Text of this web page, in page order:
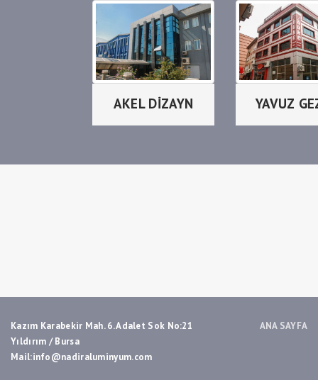
AKEL DİZAYN YAVUZ
Kazım Karabekir Mah. 6. Adalet Sok No:21
Yıldırım / Bursa
Mail:info@nadiraluminyum.com
ANA SAYFA